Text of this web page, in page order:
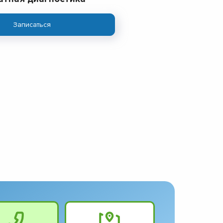
Записаться